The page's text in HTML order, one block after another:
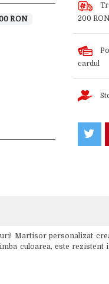
RON
200 RON
cardul
Martisor personalizat
culoarea, este rezistent